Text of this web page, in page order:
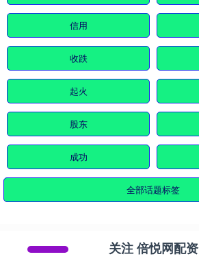
信用
收跌
起火
股东
成功
全部话题标签
关注 倍悦网配资